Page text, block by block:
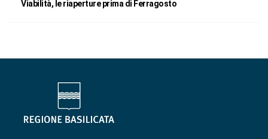
Viabilità, le riaperture prima di Ferragosto